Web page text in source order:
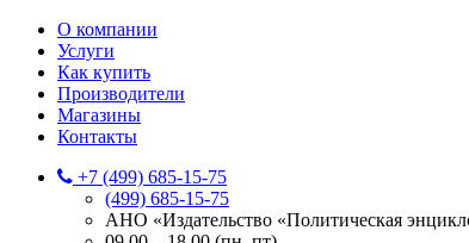
О компании
Услуги
Как купить
Производители
Магазины
Контакты
+7 (499) 685-15-75
(499) 685-15-75
АНО «Издательство «Политическая